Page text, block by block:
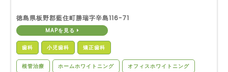
徳島県板野郡藍住町勝瑞字辛島116-71
MAPを見る
歯科 小児歯科 矯正歯科
根管治療 ホームホワイトニング オフィスホワイトニング